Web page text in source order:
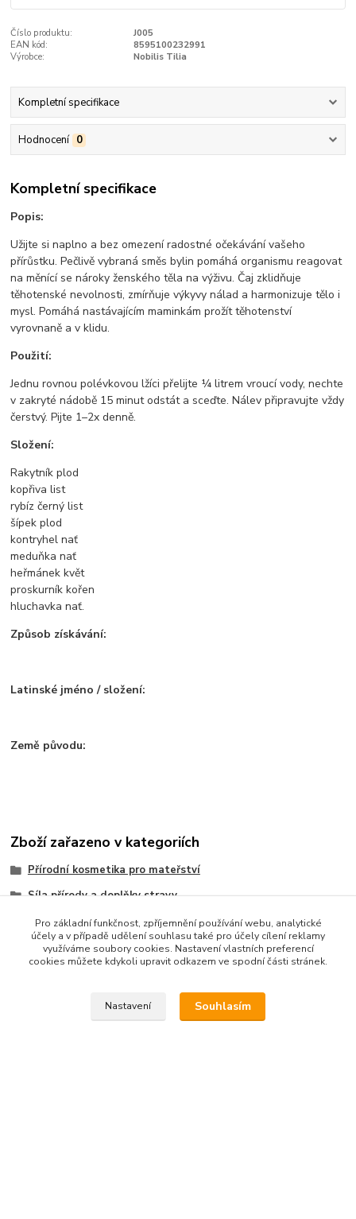
Číslo produktu:
J005
EAN kód:
8595100232991
Výrobce:
Nobilis Tilia
Kompletní specifikace
Hodnocení 0
Kompletní specifikace
Popis:
Užijte si naplno a bez omezení radostné očekávání vašeho
přírůstku. Pečlivě vybraná směs bylin pomáhá organismu reagovat
na měnící se nároky ženského těla na výživu. Čaj zklidňuje
těhotenské nevolnosti, zmírňuje výkyvy nálad a harmonizuje tělo i
mysl. Pomáhá nastávajícím maminkám prožít těhotenství
vyrovnaně a v klidu.
Použití:
Jednu rovnou polévkovou lžíci přelijte ¼ litrem vroucí vody, nechte
v zakryté nádobě 15 minut odstát a sceďte. Nálev připravujte vždy
čerstvý. Pijte 1–2x denně.
Složení:
Rakytník plod
kopřiva list
rybíz černý list
šípek plod
kontryhel nať
meduňka nať
heřmánek květ
proskurník kořen
hluchavka nať.
Způsob získávání:
Latinské jméno / složení:
Země původu:
Zboží zařazeno v kategoriích
Přírodní kosmetika pro mateřství
Síla přírody a doplňky stravy
Kosmetika a péče v těhotenství
Bylinné čaje
Pro základní funkčnost, zpříjemnění používání webu, analytické
účely a v případě udělení souhlasu také pro účely cílení reklamy
využíváme soubory cookies. Nastavení vlastních preferencí
cookies můžete kdykoli upravit odkazem ve spodní části stránek.
Nastavení Souhlasím